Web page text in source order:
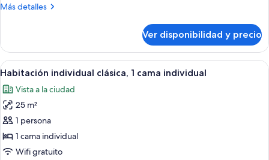
Más detalles
Más
familiar
(Trullo)
Ver disponibilidad y precio
Ver
todas
las
fotos
de
Habitación
individual
Una cama individual en una
1
Habitación individual clásica, 1 cama individual
Vista a la ciudad
25 m²
1 persona
1 cama individual
Wifi gratuito